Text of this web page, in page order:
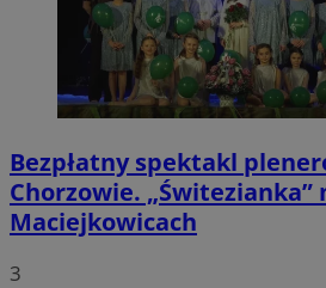
Bezpłatny spektakl
Chorzowie. „Świtezianka”
Maciejkowicach
3